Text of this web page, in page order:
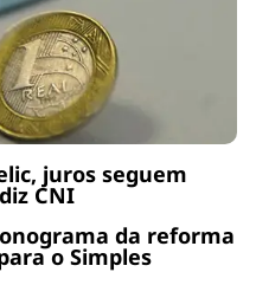
juros seguem
CNI
da reforma
o Simples